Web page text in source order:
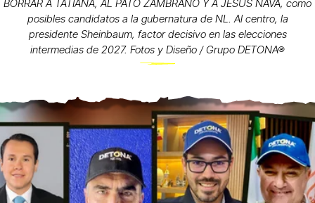
BORRAR A TATIANA, AL PATO ZAMBRANO Y A JESÚS NAVA, como
posibles candidatos a la gubernatura de NL. Al centro, la
presidente Sheinbaum, factor decisivo en las elecciones
intermedias de 2027. Fotos y Diseño / Grupo DETONA®